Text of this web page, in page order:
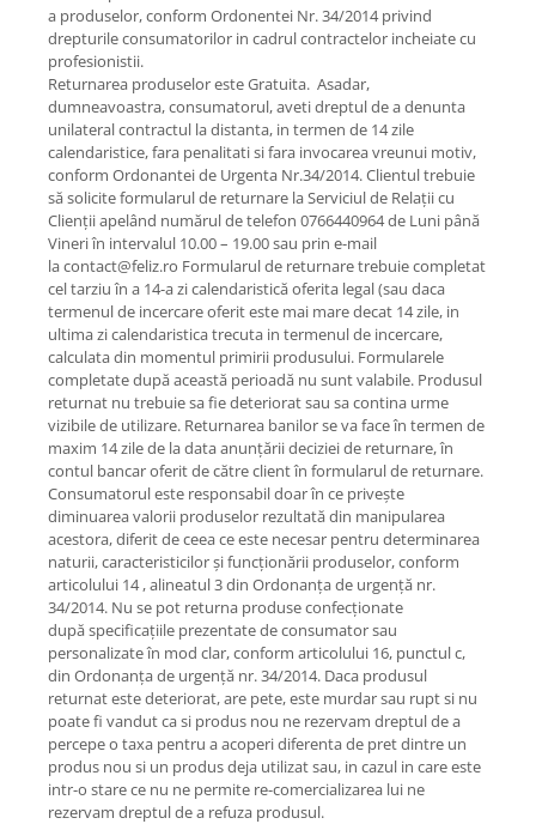
a produselor, conform Ordonentei Nr. 34/2014 privind
drepturile consumatorilor in cadrul contractelor incheiate cu
profesionistii.
Returnarea produselor este Gratuita. Asadar,
dumneavoastra, consumatorul, aveti dreptul de a denunta
unilateral contractul la distanta, in termen de 14 zile
calendaristice, fara penalitati si fara invocarea vreunui motiv,
conform Ordonantei de Urgenta Nr.34/2014. Clientul trebuie
să solicite formularul de returnare la Serviciul de Relații cu
Clienții apelând numărul de telefon 0766440964 de Luni până
Vineri în intervalul 10.00 – 19.00 sau prin e-mail
la contact@feliz.ro Formularul de returnare trebuie completat
cel tarziu în a 14-a zi calendaristică oferita legal (sau daca
termenul de incercare oferit este mai mare decat 14 zile, in
ultima zi calendaristica trecuta in termenul de incercare,
calculata din momentul primirii produsului. Formularele
completate după această perioadă nu sunt valabile. Produsul
returnat nu trebuie sa fie deteriorat sau sa contina urme
vizibile de utilizare. Returnarea banilor se va face în termen de
maxim 14 zile de la data anunțării deciziei de returnare, în
contul bancar oferit de către client în formularul de returnare.
Consumatorul este responsabil doar în ce privește
diminuarea valorii produselor rezultată din manipularea
acestora, diferit de ceea ce este necesar pentru determinarea
naturii, caracteristicilor și funcționării produselor, conform
articolului 14 , alineatul 3 din Ordonanța de urgență nr.
34/2014. Nu se pot returna produse confecționate
după specificațiile prezentate de consumator sau
personalizate în mod clar, conform articolului 16, punctul c,
din Ordonanța de urgență nr. 34/2014. Daca produsul
returnat este deteriorat, are pete, este murdar sau rupt si nu
poate fi vandut ca si produs nou ne rezervam dreptul de a
percepe o taxa pentru a acoperi diferenta de pret dintre un
produs nou si un produs deja utilizat sau, in cazul in care este
intr-o stare ce nu ne permite re-comercializarea lui ne
rezervam dreptul de a refuza produsul.